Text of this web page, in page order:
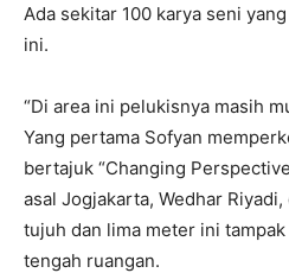
Ada sekitar 100 karya seni
ini.
“Di area ini pelukisnya masih
Yang pertama Sofyan
bertajuk “Changing
asal Jogjakarta, Wedhar
tujuh dan lima meter ini
tengah ruangan.